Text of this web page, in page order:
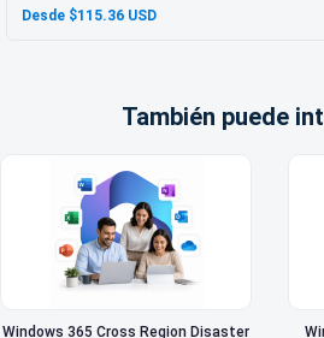
Desde $115.36 USD
También puede
Windows 365 Cross Region Disaster